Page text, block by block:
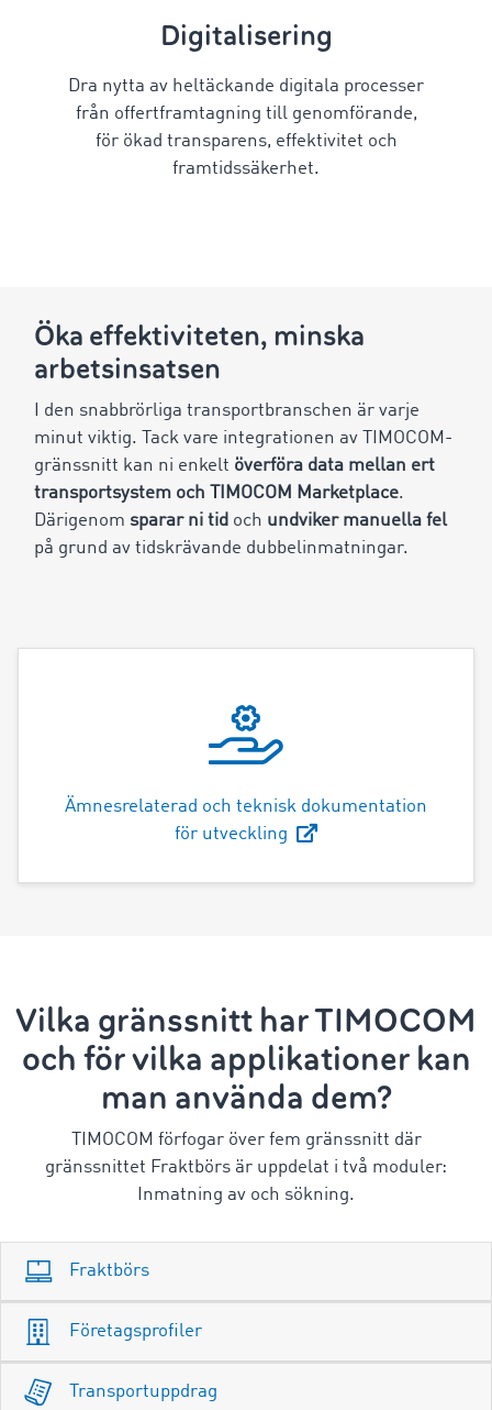
Digitalisering
Dra nytta av heltäckande digitala processer
från offertframtagning till genomförande,
för ökad transparens, effektivitet och
framtidssäkerhet.
Öka effektiviteten, minska
arbetsinsatsen
I den snabbrörliga transportbranschen är varje
minut viktig. Tack vare integrationen av TIMOCOM-
gränssnitt kan ni enkelt överföra data mellan ert
transportsystem och TIMOCOM Marketplace.
Därigenom sparar ni tid och undviker manuella fel
på grund av tidskrävande dubbelinmatningar.
Ämnesrelaterad och teknisk dokumentation
för utveckling
Vilka gränssnitt har TIMOCOM
och för vilka applikationer kan
man använda dem?
TIMOCOM förfogar över fem gränssnitt där
gränssnittet Fraktbörs är uppdelat i två moduler:
Inmatning av och sökning.
Fraktbörs
Företagsprofiler
Transportuppdrag